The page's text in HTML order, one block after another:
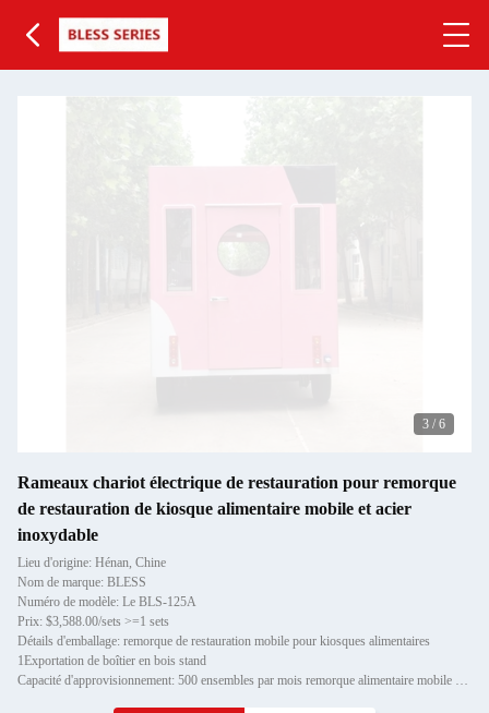
3 / 6
Rameaux chariot électrique de restauration pour remorque
de restauration de kiosque alimentaire mobile et acier
inoxydable
Lieu d'origine: Hénan, Chine
Nom de marque: BLESS
Numéro de modèle: Le BLS-125A
Prix: $3,588.00/sets >=1 sets
Détails d'emballage: remorque de restauration mobile pour kiosques alimentaires
1Exportation de boîtier en bois stand
Capacité d'approvisionnement: 500 ensembles par mois remorque alimentaire mobile pour cuisine